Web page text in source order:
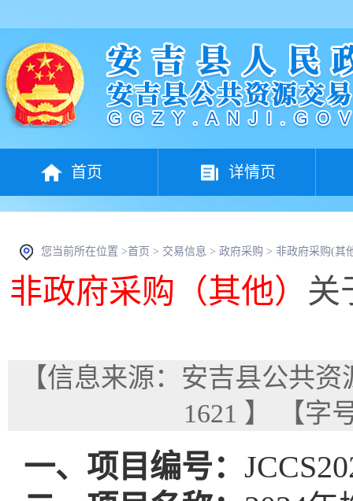
首页 详情页
您当前所在位置 >首页 > 交易信息 > 政府采购 > 非政府采购(其
非政府采购（其他） 关
【信息来源：安吉县公共
1621 】 【字
一、项目编号：